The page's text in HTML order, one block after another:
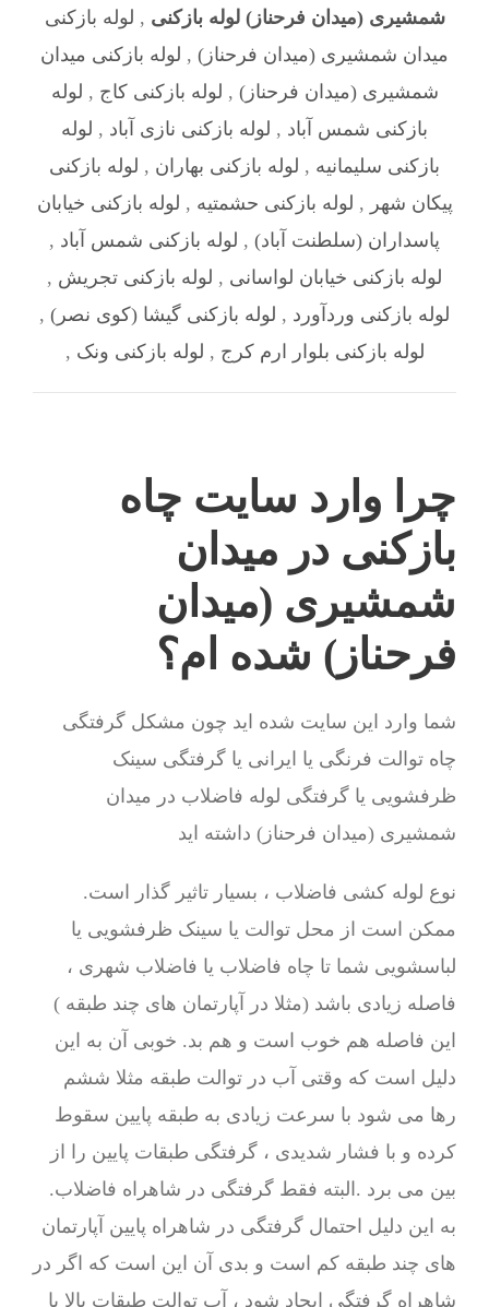
شمشیری (میدان فرحناز) لوله بازکنی , لوله بازکنی
میدان شمشیری (میدان فرحناز) , لوله بازکنی میدان
شمشیری (میدان فرحناز) , لوله بازکنی کاج , لوله
بازکنی شمس آباد , لوله بازکنی نازی آباد , لوله
بازکنی سلیمانیه , لوله بازکنی بهاران , لوله بازکنی
پیکان شهر , لوله بازکنی حشمتیه , لوله بازکنی خیابان
پاسداران (سلطنت آباد) , لوله بازکنی شمس آباد ,
لوله بازکنی خیابان لواسانی , لوله بازکنی تجریش ,
لوله بازکنی وردآورد , لوله بازکنی گیشا (کوی نصر) ,
لوله بازکنی بلوار ارم کرج , لوله بازکنی ونک ,
چرا وارد سایت چاه
بازکنی در میدان
شمشیری (میدان
فرحناز) شده ام؟
شما وارد این سایت شده اید چون مشکل گرفتگی
چاه توالت فرنگی یا ایرانی یا گرفتگی سینک
ظرفشویی یا گرفتگی لوله فاضلاب در میدان
شمشیری (میدان فرحناز) داشته اید
نوع لوله کشی فاضلاب ، بسیار تاثیر گذار است.
ممکن است از محل توالت یا سینک ظرفشویی یا
لباسشویی شما تا چاه فاضلاب یا فاضلاب شهری ،
فاصله زیادی باشد (مثلا در آپارتمان های چند طبقه )
این فاصله هم خوب است و هم بد. خوبی آن به این
دلیل است که وقتی آب در توالت طبقه مثلا ششم
رها می شود با سرعت زیادی به طبقه پایین سقوط
کرده و با فشار شدیدی ، گرفتگی طبقات پایین را از
بین می برد .البته فقط گرفتگی در شاهراه فاضلاب.
به این دلیل احتمال گرفتگی در شاهراه پایین آپارتمان
های چند طبقه کم است و بدی آن این است که اگر در
شاهراه گرفتگی ایجاد شود ، آب توالت طبقات بالا با